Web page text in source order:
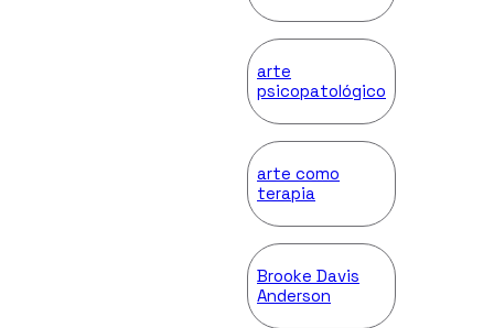
arte
psicopatológico
arte como
terapia
Brooke Davis
Anderson